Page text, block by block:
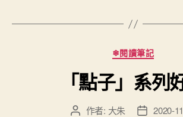
分
類
❄閱讀筆記
「點子」系列
文 作者: 大朱 文 2020-